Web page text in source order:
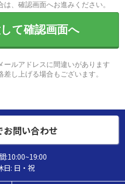
、確認画面へお進みください。
て確認画面へ
ルアドレスに間違いがあります
し上げる場合もございます。
お問い合わせ
:10:00~19:00
日: 日・祝